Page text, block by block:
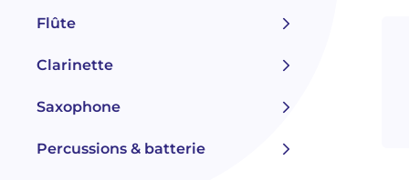
Flûte
Clarinette
Saxophone
Percussions & batterie